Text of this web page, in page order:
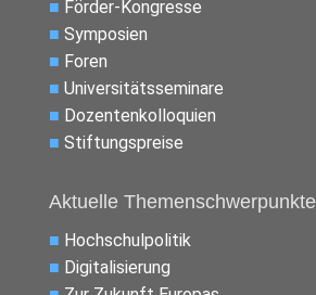
■ Förder-Kongresse
■ Symposien
■ Foren
■ Universitätsseminare
■ Dozentenkolloquien
■ Stiftungspreise
Aktuelle Themenschwerpunkte
■ Hochschulpolitik
■ Digitalisierung